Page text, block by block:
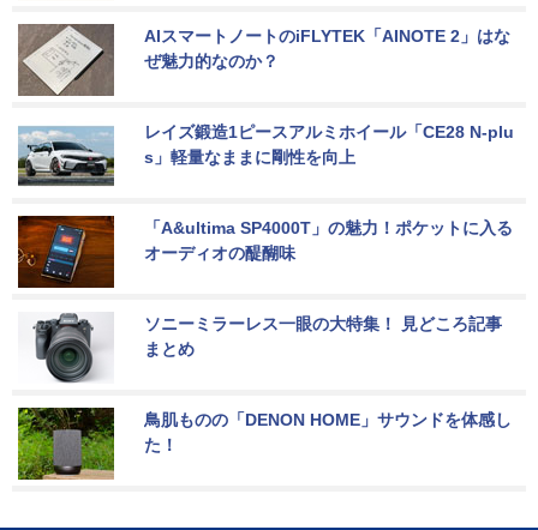
AIスマートノートのiFLYTEK「AINOTE 2」はな
ぜ魅力的なのか？
レイズ鍛造1ピースアルミホイール「CE28 N-plu
s」軽量なままに剛性を向上
「A&ultima SP4000T」の魅力！ポケットに入る
オーディオの醍醐味
ソニーミラーレス一眼の大特集！ 見どころ記事
まとめ
鳥肌ものの「DENON HOME」サウンドを体感し
た！